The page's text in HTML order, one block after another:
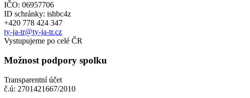
IČO: 06957706
ID schránky: ishbc4z
+420 778 424 347
ty-ja-tr@ty-ja-tr.cz
Vystupujeme po celé ČR
Možnost podpory spolku
Transparentní účet
č.ú: 2701421667/2010